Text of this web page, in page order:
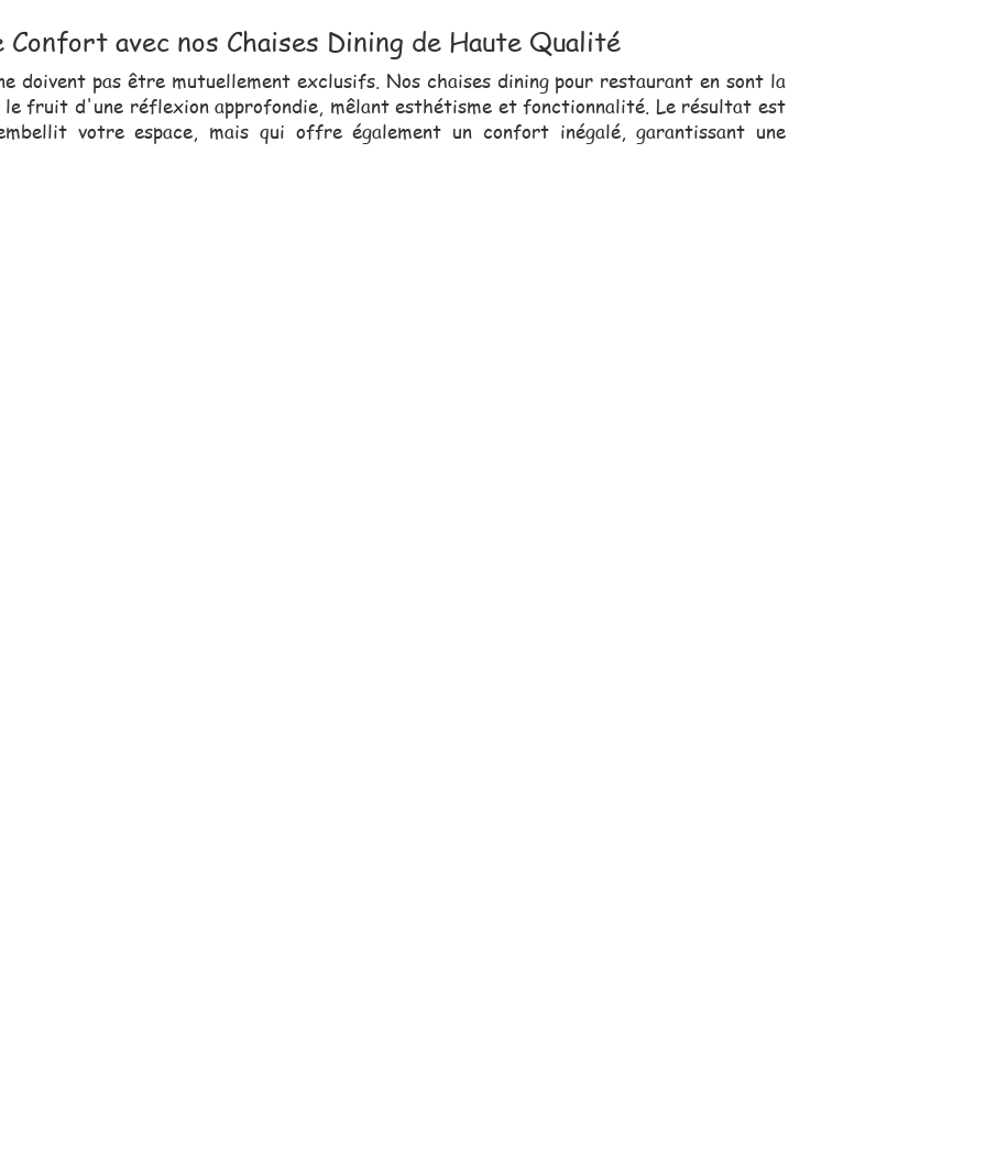
avec nos Chaises Dining de Haute Qualité
doivent pas être mutuellement exclusifs. Nos chaises dining pour restaurant en sont la
le fruit d'une réflexion approfondie, mêlant esthétisme et fonctionnalité. Le résultat est
votre espace, mais qui offre également un confort inégalé, garantissant une